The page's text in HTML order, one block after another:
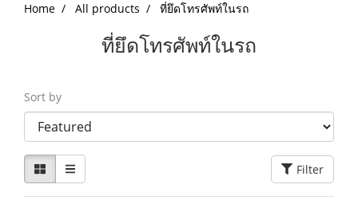
Home All products ที่ยึดโทรศัพท์ในรถ
ที่ยึดโทรศัพท์ในรถ
Sort by
Filter